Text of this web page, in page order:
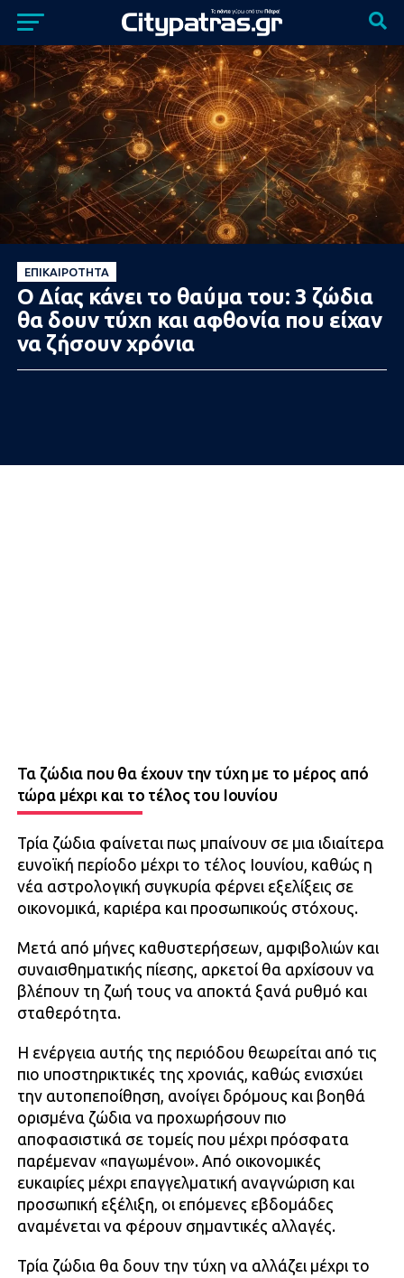
ΕΠΙΚΑΙΡΌΤΗΤΑ
Ο Δίας κάνει το θαύμα του: 3 ζώδια
θα δουν τύχn και αφθονία που είχαν
να ζήσουν χρόνια
Τα ζώδια που θα έχουν την τύχη με το μέρος από
τώρα μέχρι και το τέλος του Ιουνίου
Τρία ζώδια φαίνεται πως μπαίνουν σε μια ιδιαίτερα
ευνοϊκή περίοδο μέχρι το τέλος Ιουνίου, καθώς η
νέα αστρολογική συγκυρία φέρνει εξελίξεις σε
οικονομικά, καριέρα και προσωπικούς στόχους.
Μετά από μήνες καθυστερήσεων, αμφιβολιών και
συναισθηματικής πίεσης, αρκετοί θα αρχίσουν να
βλέπουν τη ζωή τους να αποκτά ξανά ρυθμό και
σταθερότητα.
Η ενέργεια αυτής της περιόδου θεωρείται από τις
πιο υποστηρικτικές της χρονιάς, καθώς ενισχύει
την αυτοπεποίθηση, ανοίγει δρόμους και βοηθά
ορισμένα ζώδια να προχωρήσουν πιο
αποφασιστικά σε τομείς που μέχρι πρόσφατα
παρέμεναν «παγωμένοι». Από οικονομικές
ευκαιρίες μέχρι επαγγελματική αναγνώριση και
προσωπική εξέλιξη, οι επόμενες εβδομάδες
αναμένεται να φέρουν σημαντικές αλλαγές.
Τρία ζώδια θα δουν την τύχη να αλλάζει μέχρι το